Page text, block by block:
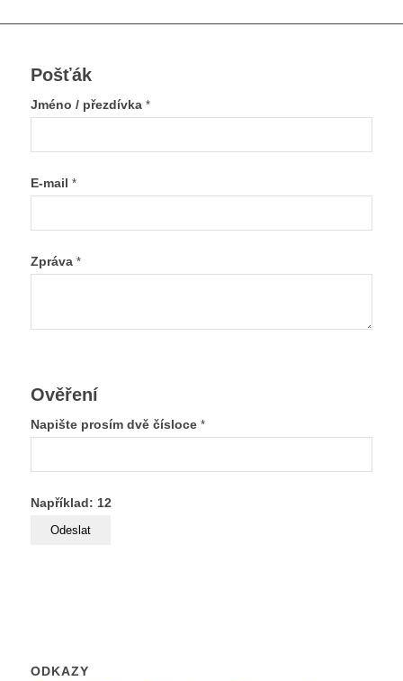
Pošťák
Jméno / přezdívka *
E-mail *
Zpráva *
Ověření
Napište prosím dvě čísloce *
Například: 12
ODKAZY